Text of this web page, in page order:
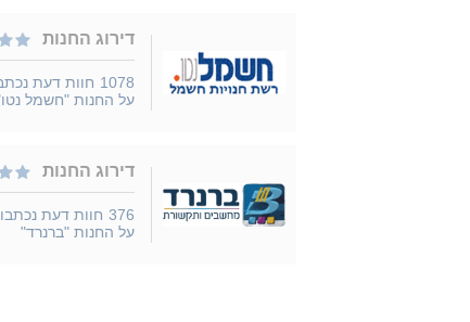
דירוג החנות
1078 חוות דעת
על החנות "חשמל
דירוג החנות
376 חוות דעת נכתבו
על החנות "ברנרד"